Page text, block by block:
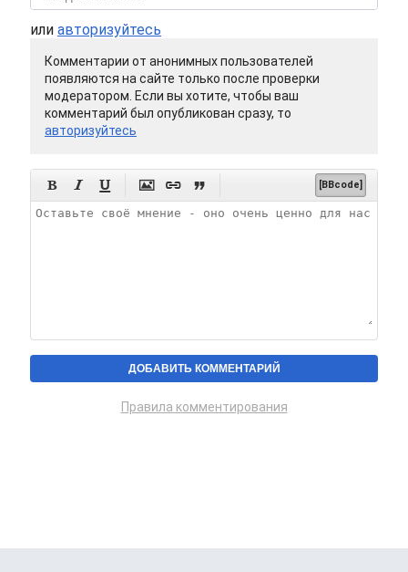
или авторизуйтесь
Комментарии от анонимных пользователей
появляются на сайте только после проверки
модератором. Если вы хотите, чтобы ваш
комментарий был опубликован сразу, то
авторизуйтесь
      [BBcode]
Правила комментирования